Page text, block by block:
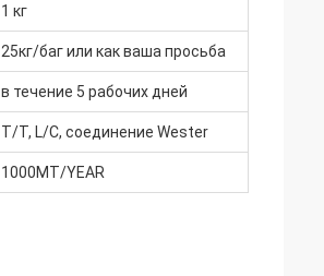
1 кг
25кг/баг или как ваша просьба
в течение 5 рабочих дней
T/T, L/C, соединение Wester
1000MT/YEAR